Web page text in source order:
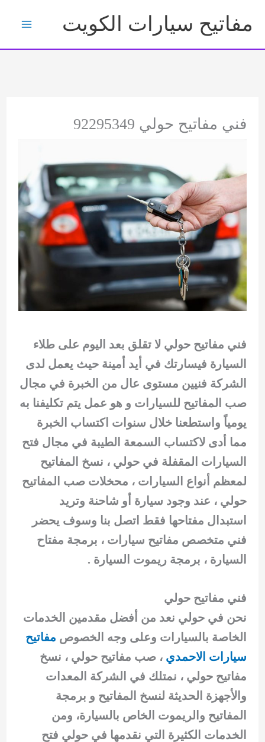
إلى
المحتوى
مفاتيح سيارات الكويت
فني مفاتيح حولي 92295349
فني مفاتيح حولي لا تقلق بعد اليوم على طلاء
السيارة فيسارتك في أيد أمينة حيث يعمل لدى
الشركة فنيين مستوى عال من الخبرة في مجال
صب المفاتيح للسيارات و هو عمل يتم تكليفنا به
يومياً واستطعنا خلال سنوات اكتساب الخبرة
مما أدى لاكتساب السمعة الطيبة في مجال فتح
السيارات المقفلة في حولي ، نسخ المفاتيح
لمعظم أنواع السيارات ، محخلات صب المفاتيح
حولي ، عند وجود سيارة أو شاحنة وتريد
استبدال مفتاحها فقط اتصل بنا وسوف يحضر
فني متخصص مفاتيح سيارات ، برمجة مفتاح
السيارة ، برمجة ريموت السيارة .
فني مفاتيح حولي
نحن في حولي نعد من أفضل مقدمين الخدمات
الخاصة بالسيارات وعلى وجه الخصوص مفاتيح
سيارات الاحمدي ، صب مفاتيح حولي ، نسخ
مفاتيح حولي ، نمتلك في الشركة المعدات
والأجهزة الحديثة لنسخ المفاتيح و برمجة
المفاتيح والريموت الخاص بالسيارة، ومن
الخدمات الكثيرة التي نقدمها في حولي فتح